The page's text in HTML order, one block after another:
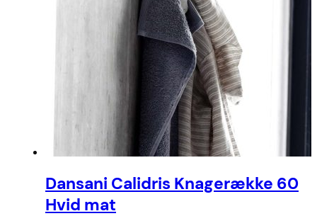
Dansani Calidris Knagerække 60
Hvid mat